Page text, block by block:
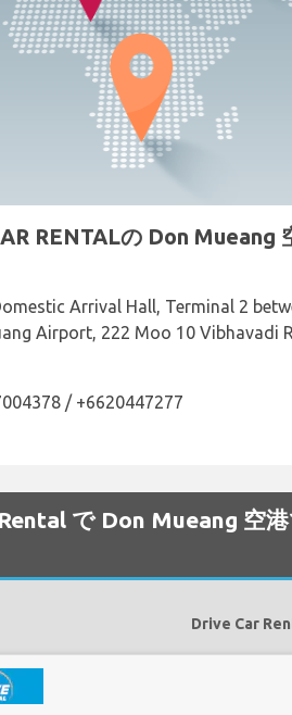
RENTALの Don Mueang
Arrival Hall, Terminal 2
Airport, 222 Moo 10 Vibhavadi
/ +6620447277
で Don Mueang 空
Drive Car